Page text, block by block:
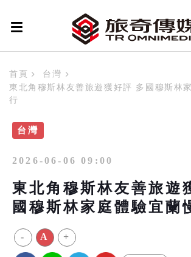
首頁
台灣
東北角穆斯林友善旅遊獲好評 多國穆斯林
行
台灣
2026-06-06 09:00
東北角穆斯林友善旅遊
國穆斯林家庭體驗宜蘭
- A +